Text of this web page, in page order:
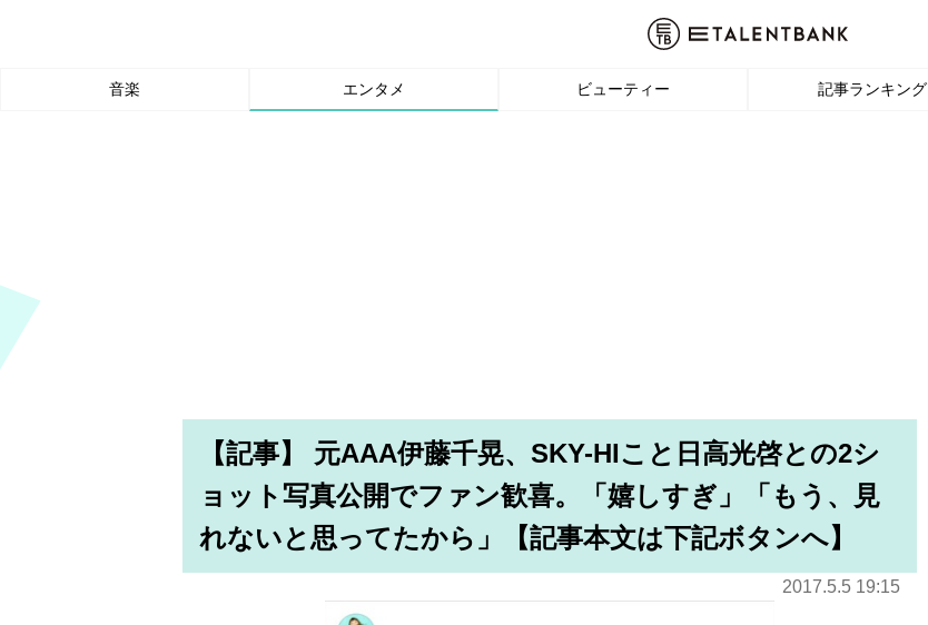
音楽 エンタメ ビューティー 記事ランキング
【記事】 元AAA伊藤千晃、SKY-HIこと日高光啓との2シ
ョット写真公開でファン歓喜。「嬉しすぎ」「もう、見
れないと思ってたから」【記事本文は下記ボタンへ】
2017.5.5 19:15